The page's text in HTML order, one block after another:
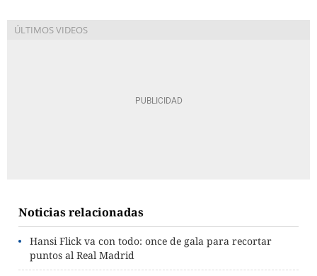
Noticias relacionadas
Hansi Flick va con todo: once de gala para recortar
puntos al Real Madrid